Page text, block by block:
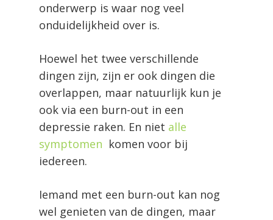
onderwerp is waar nog veel
onduidelijkheid over is.
Hoewel het twee verschillende
dingen zijn, zijn er ook dingen die
overlappen, maar natuurlijk kun je
ook via een burn-out in een
depressie raken. En niet alle
symptomen komen voor bij
iedereen.
Iemand met een burn-out kan nog
wel genieten van de dingen, maar